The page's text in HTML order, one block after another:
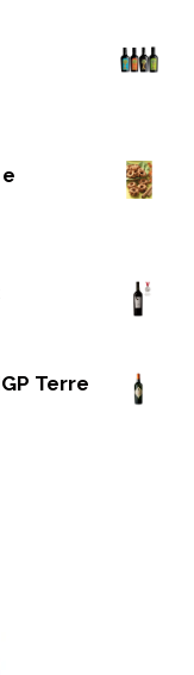
Terre